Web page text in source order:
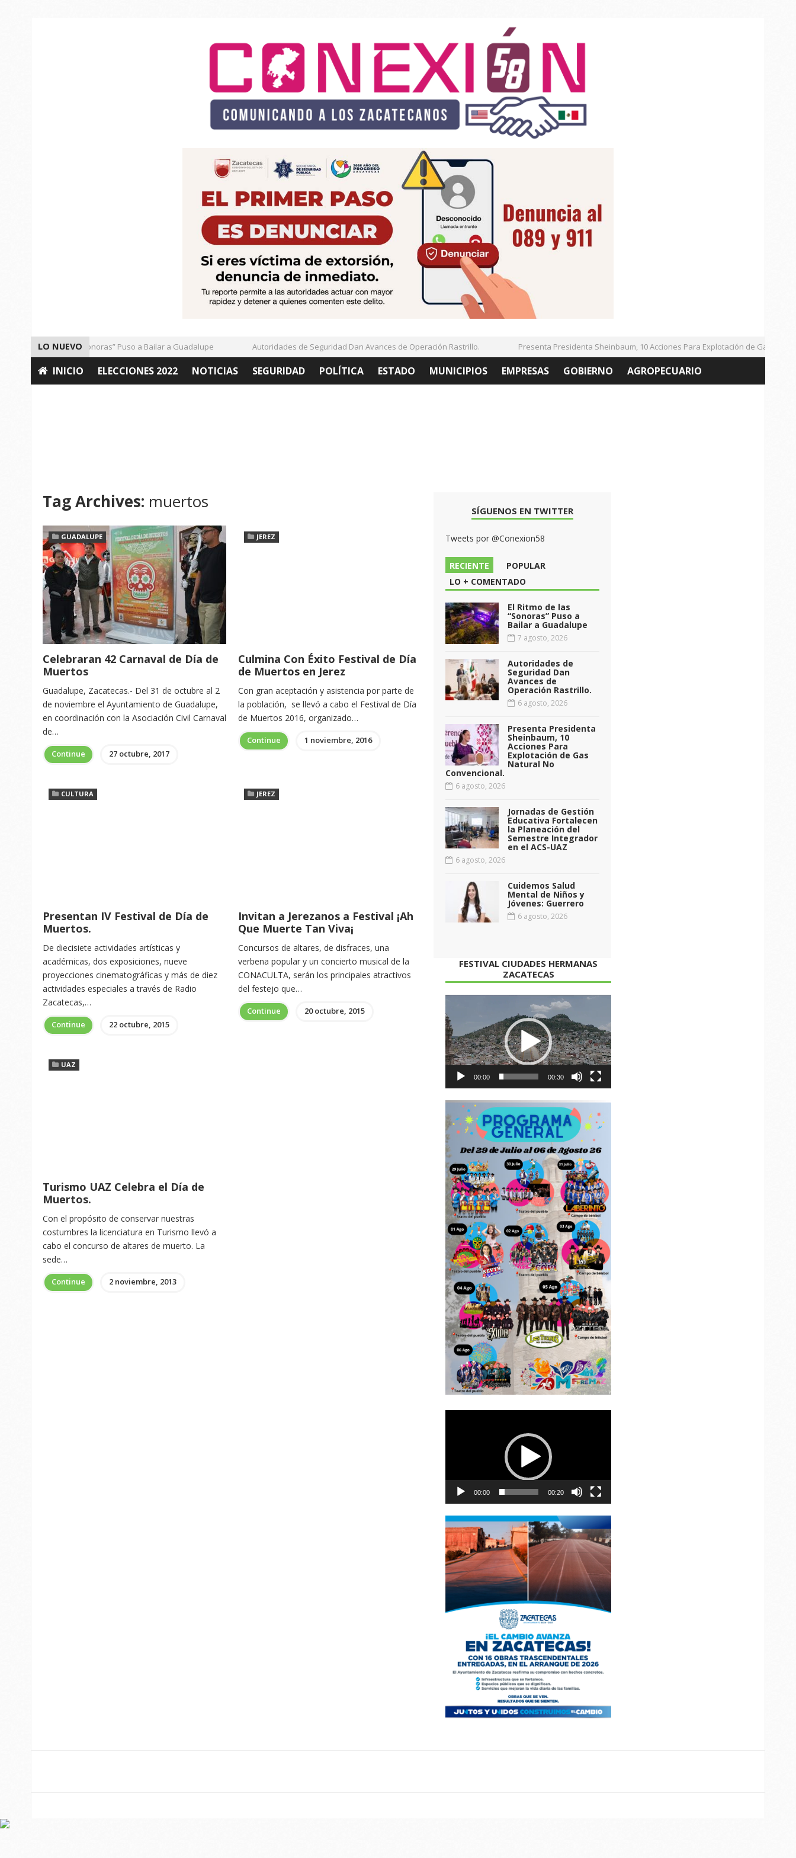
LO NUEVO
El Ritmo de las “Sonoras” Puso a Bailar a Guadalupe Autoridades de Seguridad Dan Avances de Operación Rastrillo. Presenta Presidenta Sheinbaum, 10 Acciones Para Explotación de Gas Natural
INICIO ELECCIONES 2022 NOTICIAS SEGURIDAD POLÍTICA ESTADO MUNICIPIOS EMPRESAS GOBIERNO AGROPECUARIO
Tag Archives: muertos
GUADALUPE
Celebraran 42 Carnaval de Día de
Muertos
Guadalupe, Zacatecas.- Del 31 de octubre al 2
de noviembre el Ayuntamiento de Guadalupe,
en coordinación con la Asociación Civil Carnaval
de…
Continue 27 octubre, 2017
JEREZ
Culmina Con Éxito Festival de Día
de Muertos en Jerez
Con gran aceptación y asistencia por parte de
la población, se llevó a cabo el Festival de Día
de Muertos 2016, organizado…
Continue 1 noviembre, 2016
CULTURA
Presentan IV Festival de Día de
Muertos.
De diecisiete actividades artísticas y
académicas, dos exposiciones, nueve
proyecciones cinematográficas y más de diez
actividades especiales a través de Radio
Zacatecas,…
Continue 22 octubre, 2015
JEREZ
Invitan a Jerezanos a Festival ¡Ah
Que Muerte Tan Viva¡
Concursos de altares, de disfraces, una
verbena popular y un concierto musical de la
CONACULTA, serán los principales atractivos
del festejo que…
Continue 20 octubre, 2015
UAZ
Turismo UAZ Celebra el Día de
Muertos.
Con el propósito de conservar nuestras
costumbres la licenciatura en Turismo llevó a
cabo el concurso de altares de muerto. La
sede…
Continue 2 noviembre, 2013
SÍGUENOS EN TWITTER
Tweets por @Conexion58
RECIENTE
POPULAR
LO + COMENTADO
El Ritmo de las
“Sonoras” Puso a
Bailar a Guadalupe
7 agosto, 2026
Autoridades de
Seguridad Dan
Avances de
Operación Rastrillo.
6 agosto, 2026
Presenta Presidenta
Sheinbaum, 10
Acciones Para
Explotación de Gas
Natural No
Convencional.
6 agosto, 2026
Jornadas de Gestión
Educativa Fortalecen
la Planeación del
Semestre Integrador
en el ACS-UAZ
6 agosto, 2026
Cuidemos Salud
Mental de Niños y
Jóvenes: Guerrero
6 agosto, 2026
FESTIVAL CIUDADES HERMANAS
ZACATECAS
de
vídeo
00:00 00:30
00:00 00:20